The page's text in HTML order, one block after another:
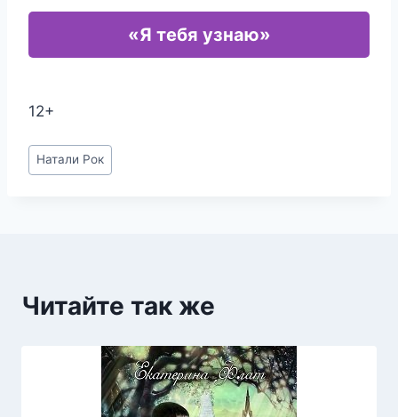
«Я тебя узнаю»
12+
Метки
записи:
Натали Рок
Читайте так же